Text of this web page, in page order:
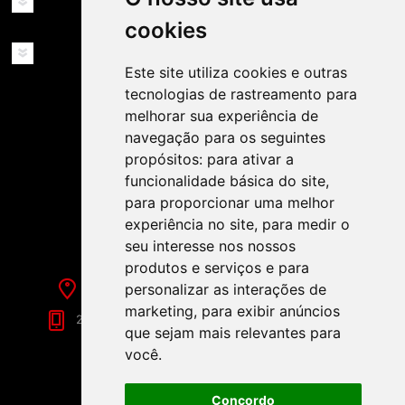
cookies
Este site utiliza cookies e outras
tecnologias de rastreamento para
melhorar sua experiência de
navegação para os seguintes
propósitos: para ativar a
funcionalidade básica do site,
para proporcionar uma melhor
experiência no site, para medir o
seu interesse nos nossos
produtos e serviços e para
personalizar as interações de
marketing, para exibir anúncios
que sejam mais relevantes para
você.
Concordo
SIGA-NOS NAS REDES SOCIAIS!
Rua de Évora, 70-C - Reguengos de Monsaraz
266 040 688 (Chamada para a Rede Fixa Nacional)